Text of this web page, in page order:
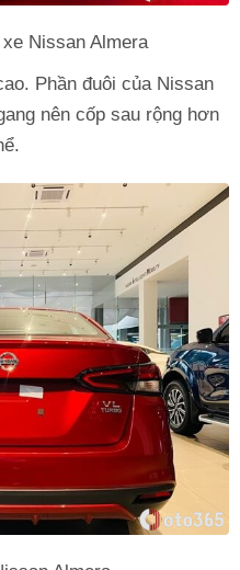
Nissan Almera
Phần đuôi của Nissan
nên cốp sau rộng hơn